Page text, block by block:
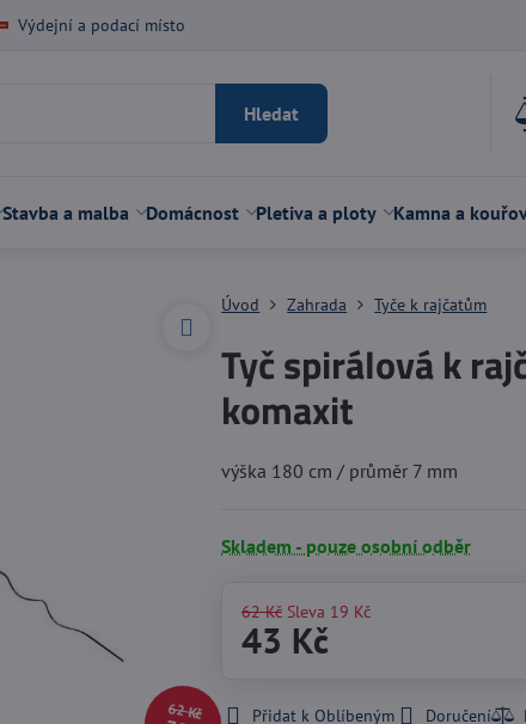
Výdejní a podací místo
Hledat
Stavba a malba Domácnost Pletiva a ploty Kamna a
62 Kč
Úvod Zahrada Tyče k rajčatům
Tyč spirálová k
komaxit
výška 180 cm / průměr 7 mm
Skladem - pouze osobní odběr
62 Kč Sleva 19 Kč
43 Kč
Přidat k Oblíbeným Doručení